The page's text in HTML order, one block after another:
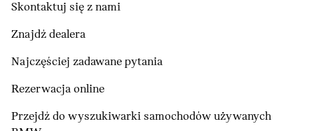
Skontaktuj się z nami
Znajdź dealera
Najczęściej zadawane pytania
Rezerwacja online
Przejdź do wyszukiwarki samochodów używanych